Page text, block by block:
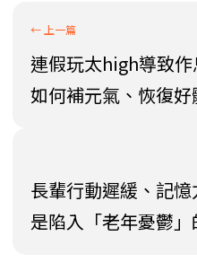
連假玩太high導致
如何補元氣、恢復好
長輩行動遲緩、記
是陷入「老年憂鬱」